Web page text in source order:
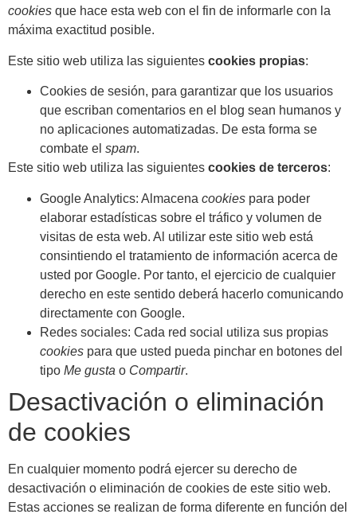
cookies que hace esta web con el fin de informarle con la
máxima exactitud posible.
Este sitio web utiliza las siguientes cookies propias:
Cookies de sesión, para garantizar que los usuarios
que escriban comentarios en el blog sean humanos y
no aplicaciones automatizadas. De esta forma se
combate el spam.
Este sitio web utiliza las siguientes cookies de terceros:
Google Analytics: Almacena cookies para poder
elaborar estadísticas sobre el tráfico y volumen de
visitas de esta web. Al utilizar este sitio web está
consintiendo el tratamiento de información acerca de
usted por Google. Por tanto, el ejercicio de cualquier
derecho en este sentido deberá hacerlo comunicando
directamente con Google.
Redes sociales: Cada red social utiliza sus propias
cookies para que usted pueda pinchar en botones del
tipo Me gusta o Compartir.
Desactivación o eliminación
de cookies
En cualquier momento podrá ejercer su derecho de
desactivación o eliminación de cookies de este sitio web.
Estas acciones se realizan de forma diferente en función del